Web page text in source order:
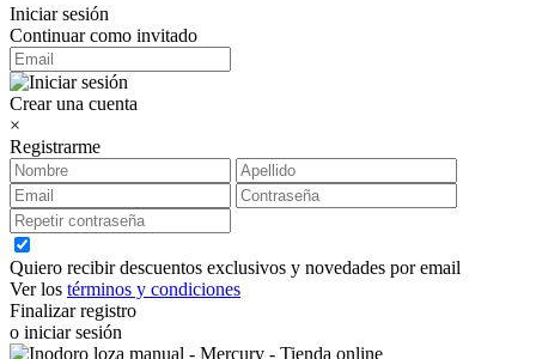
Iniciar sesión
Continuar como invitado
Crear una cuenta
×
Registrarme
Quiero recibir descuentos exclusivos y novedades por email
Ver los términos y condiciones
Finalizar registro
o iniciar sesión